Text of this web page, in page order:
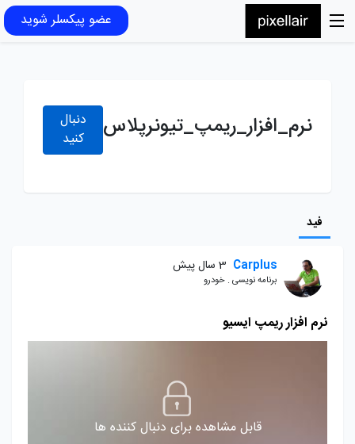
عضو پیکسلر شوید
نرم_افزار_ریمپ_تیونرپلاس
دنبال
کنید
فید
Carplus 3 سال پیش
برنامه نویسی . خودرو
نرم افزار ریمپ ایسیو
قابل مشاهده برای دنبال کننده ها